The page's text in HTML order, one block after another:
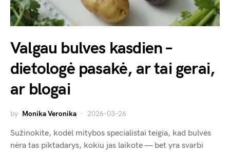
Valgau bulves kasdien –
dietologė pasakė, ar tai gerai,
ar blogai
by Monika Veronika 2026-03-26
Sužinokite, kodėl mitybos specialistai teigia, kad bulvės
nėra tas piktadarys, kokiu jas laikote — bet yra svarbi